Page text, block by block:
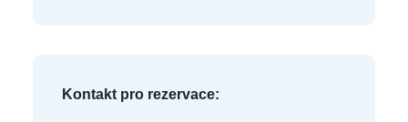
Kontakt pro rezervace: